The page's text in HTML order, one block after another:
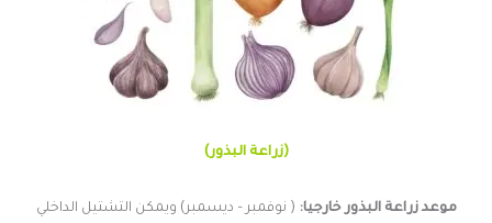
(زراعة البذور)
موعد زراعة البذور خارجيا: ( نوفمبر – ديسمبر) ويمكن التشتيل الداخلي